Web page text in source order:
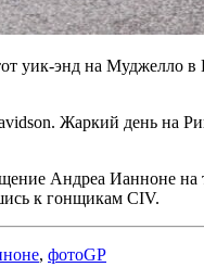
энд на Муджелло в
Жаркий день на
Андреа Ианноне
к гонщикам CIV.
, фотоGP